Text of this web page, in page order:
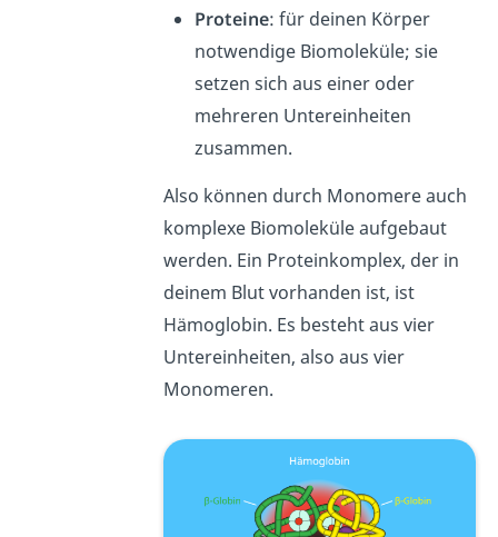
Proteine: für deinen Körper
notwendige Biomoleküle; sie
setzen sich aus einer oder
mehreren Untereinheiten
zusammen.
Also können durch Monomere auch
komplexe Biomoleküle aufgebaut
werden. Ein Proteinkomplex, der in
deinem Blut vorhanden ist, ist
Hämoglobin. Es besteht aus vier
Untereinheiten, also aus vier
Monomeren.